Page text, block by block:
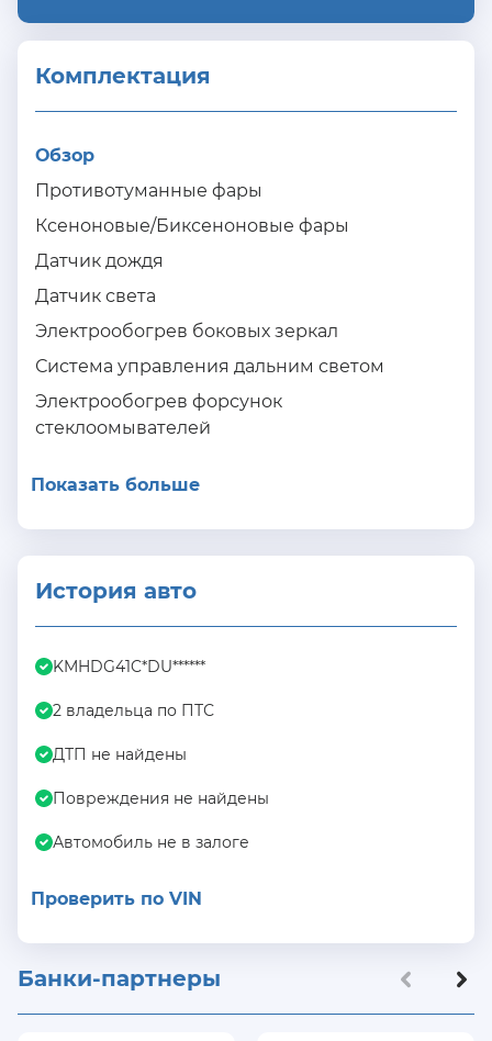
Комплектация
Обзор
Противотуманные фары
Ксеноновые/Биксеноновые фары
Датчик дождя
Датчик света
Электрообогрев боковых зеркал
Система управления дальним светом
Электрообогрев форсунок
стеклоомывателей
Показать больше
История авто
KMHDG41C*DU******
2 владельца по ПТС
ДТП не найдены
Повреждения не найдены
Автомобиль не в залоге
Проверить по VIN
Банки-партнеры